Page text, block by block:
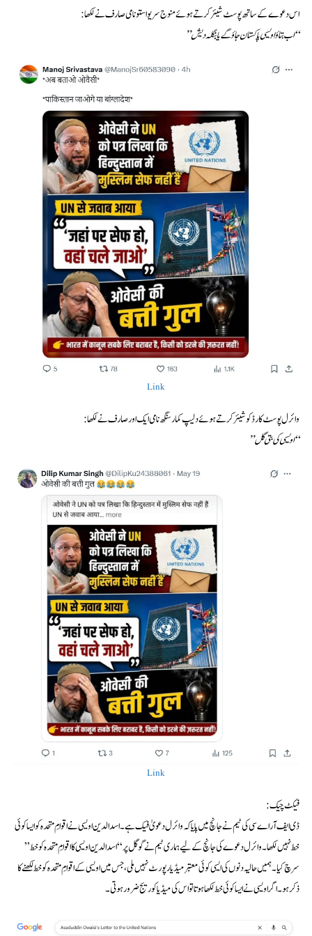
اس دعوے کے ساتھ پوسٹ شیئر کرتے ہوئے منوج سریواستو نامی صارف نے لکھا:
“اب بتاؤ اویسی پاکستان جاؤ گے یا بنگلہ دیش”
Link
وائرل پوسٹ کارڈ کو شیئر کرتے ہوئے دلیپ کمار سنگھ نامی ایک اور صارف نے لکھا:
“اویسی کی بتی گل”
Link
فیکٹ چیک:
ڈی ایف آر اے سی کی ٹیم نے جانچ میں پایا کہ وائرل دعویٰ فیک ہے۔ اسدالدین اویسی نے اقوامِ متحدہ کو ایسا کوئی
خط نہیں لکھا۔ وائرل دعوے کی جانچ کے لیے ہماری ٹیم نے گوگل پر “اسدالدین اویسی کا اقوامِ متحدہ کو خط”
سرچ کیا۔ ہمیں حالیہ دنوں کی ایسی کوئی معتبر میڈیا رپورٹ نہیں ملی، جس میں اویسی کے اقوامِ متحدہ کو خط لکھنے کا
ذکر ہو۔ اگر اویسی نے ایسا کوئی خط لکھا ہوتا تو اس کی میڈیا کوریج ضرور ہوتی۔